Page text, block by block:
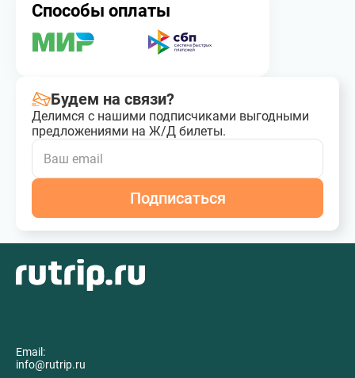
Способы оплаты
Будем на связи?
Делимся с нашими подписчиками выгодными
предложениями на Ж/Д билеты.
Подписаться
Email:
info@rutrip.ru